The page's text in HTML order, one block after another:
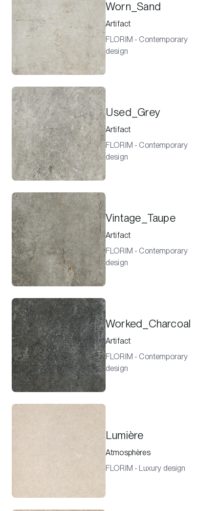
Worn_Sand
Artifact
FLORIM - Contemporary
design
Used_Grey
Artifact
FLORIM - Contemporary
design
Vintage_Taupe
Artifact
FLORIM - Contemporary
design
Worked_Charcoal
Artifact
FLORIM - Contemporary
design
Lumière
Atmosphères
FLORIM - Luxury design